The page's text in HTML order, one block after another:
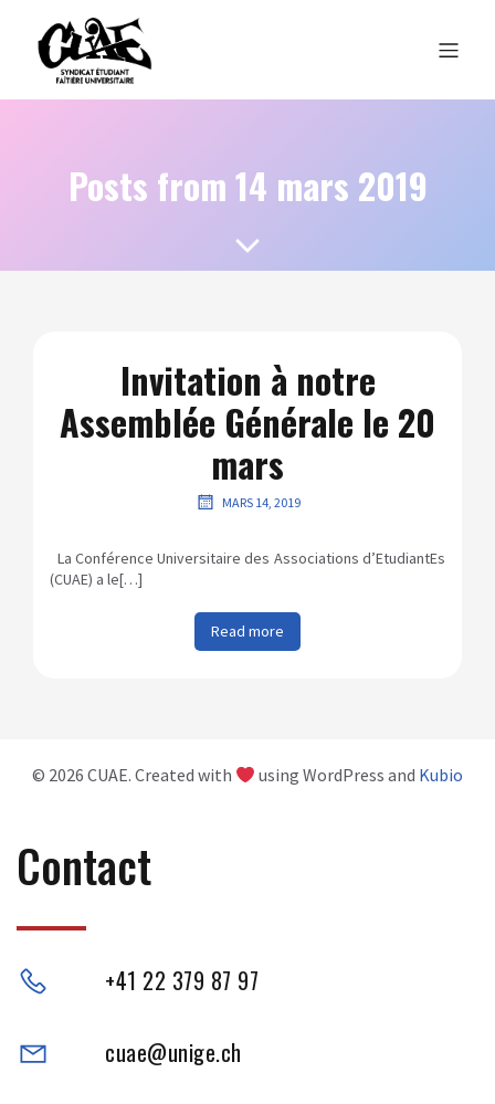
Posts from 14 mars 2019
Invitation à notre
Assemblée Générale le 20
mars
MARS 14, 2019
La Conférence Universitaire des Associations d’EtudiantEs
(CUAE) a le[…]
Read more
© 2026 CUAE. Created with using WordPress and Kubio
Contact
+41 22 379 87 97
cuae@unige.ch